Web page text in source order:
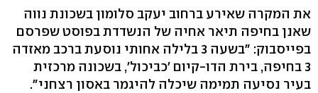
את המקרה שאירע ברחוב יעקב סלומון בשכונת נווה
שאנן בחיפה תיאר אחיה של הנשדדת בפוסט שפרסם
בפייסבוק: "בשעה 3 בלילה אחותי נוסעת ברכב מאזדה
3 בחיפה, בירת הדו-קיום 'כביכול', בשכונה מרכזית
בעיר נסיעה תמימה שיכלה להיגמר באסון רצחני".